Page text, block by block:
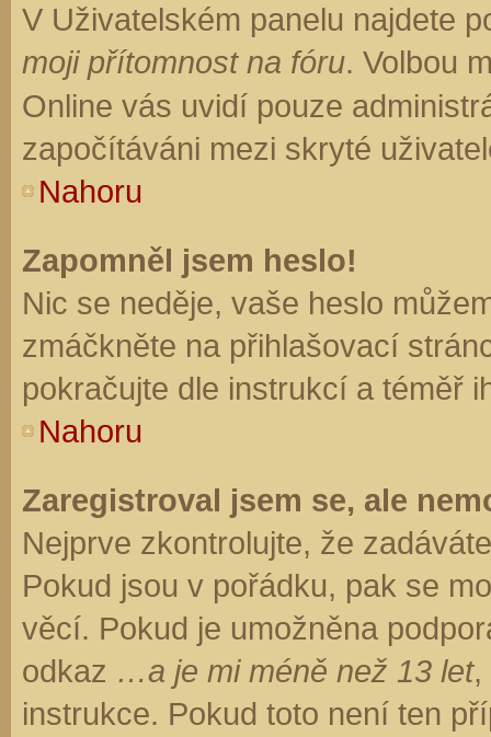
V Uživatelském panelu najdete
moji přítomnost na fóru. Volbou
Online vás uvidí pouze
započítáváni mezi skryté
Nahoru
Zapomněl jsem heslo!
Nic se neděje, vaše heslo
zmáčkněte na přihlašovací
pokračujte dle instrukcí a téměř
Nahoru
Zaregistroval jsem se, ale
Nejprve zkontrolujte, že
Pokud jsou v pořádku, pak se
věcí. Pokud je umožněna
odkaz …a je mi méně než 13 let,
instrukce. Pokud toto není ten